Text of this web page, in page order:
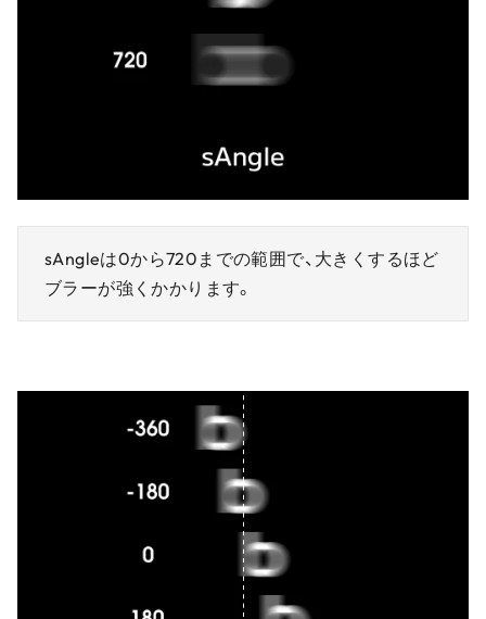
sAngleは0から720までの範囲で、大きくするほど
ブラーが強くかかります。